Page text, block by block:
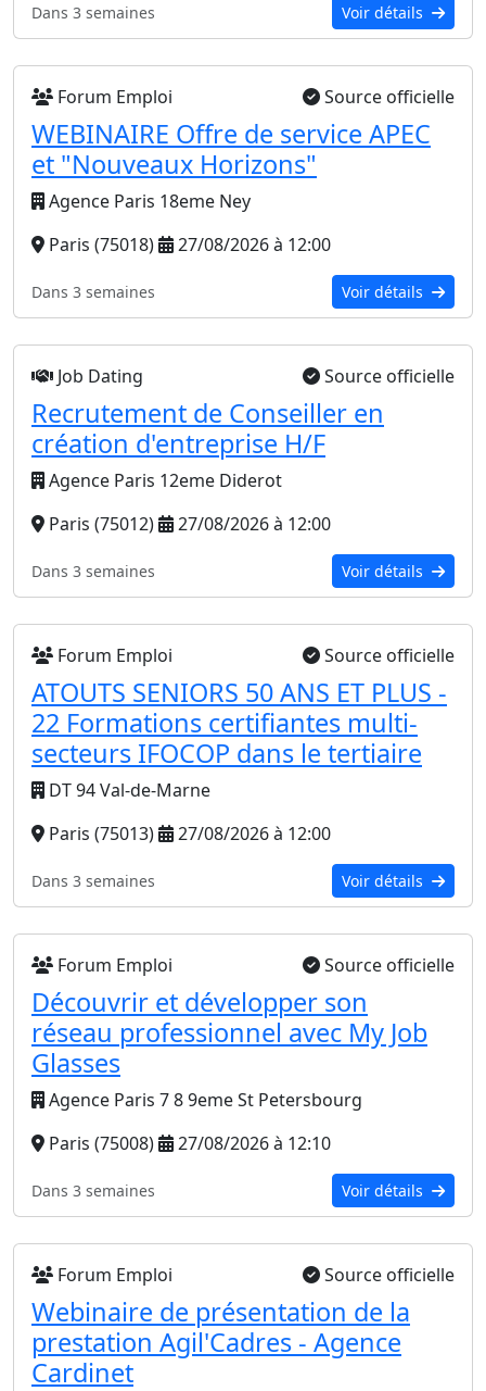
Dans 3 semaines Voir détails
Forum Emploi Source officielle
WEBINAIRE Offre de service APEC
et "Nouveaux Horizons"
Agence Paris 18eme Ney
Paris (75018)
27/08/2026 à 12:00
Dans 3 semaines Voir détails
Job Dating Source officielle
Recrutement de Conseiller en
création d'entreprise H/F
Agence Paris 12eme Diderot
Paris (75012)
27/08/2026 à 12:00
Dans 3 semaines Voir détails
Forum Emploi Source officielle
ATOUTS SENIORS 50 ANS ET PLUS -
22 Formations certifiantes multi-
secteurs IFOCOP dans le tertiaire
DT 94 Val-de-Marne
Paris (75013)
27/08/2026 à 12:00
Dans 3 semaines Voir détails
Forum Emploi Source officielle
Découvrir et développer son
réseau professionnel avec My Job
Glasses
Agence Paris 7 8 9eme St Petersbourg
Paris (75008)
27/08/2026 à 12:10
Dans 3 semaines Voir détails
Forum Emploi Source officielle
Webinaire de présentation de la
prestation Agil'Cadres - Agence
Cardinet